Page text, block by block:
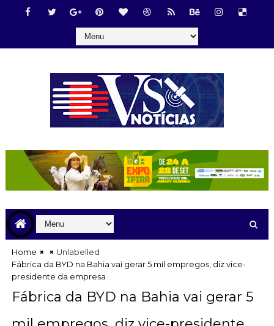
Home
Unlabelled
Fábrica da BYD na Bahia vai gerar 5 mil empregos, diz vice-
presidente da empresa
Fábrica da BYD na Bahia vai gerar 5